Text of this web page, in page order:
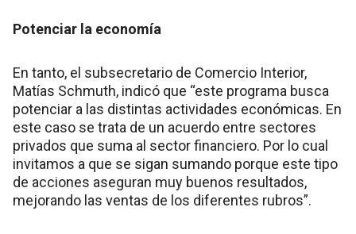
Potenciar la economía
En tanto, el subsecretario de Comercio Interior,
Matías Schmuth, indicó que “este programa busca
potenciar a las distintas actividades económicas. En
este caso se trata de un acuerdo entre sectores
privados que suma al sector financiero. Por lo cual
invitamos a que se sigan sumando porque este tipo
de acciones aseguran muy buenos resultados,
mejorando las ventas de los diferentes rubros”.